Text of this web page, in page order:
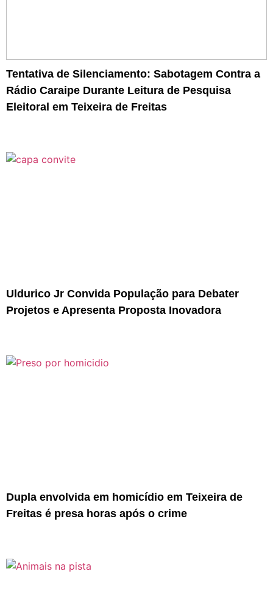
Tentativa de Silenciamento: Sabotagem Contra a
Rádio Caraipe Durante Leitura de Pesquisa
Eleitoral em Teixeira de Freitas
Uldurico Jr Convida População para Debater
Projetos e Apresenta Proposta Inovadora
Dupla envolvida em homicídio em Teixeira de
Freitas é presa horas após o crime